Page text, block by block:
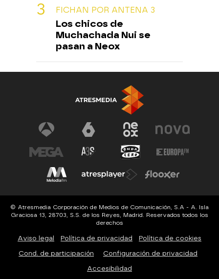
FICHAN POR ANTENA 3
Los chicos de
Muchachada Nui se
pasan a Neox
© Atresmedia Corporación de Medios de Comunicación, S.A - A. Isla
Graciosa 13, 28703, S.S. de los Reyes, Madrid. Reservados todos los
derechos
Aviso legal Política de privacidad Política de cookies
Cond. de participación Configuración de privacidad
Accesibilidad